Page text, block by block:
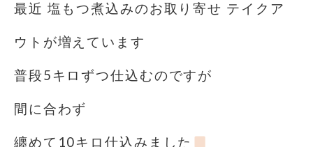
最近 塩もつ煮込みのお取り寄せ テイクア
ウトが増えています
普段5キロずつ仕込むのですが
間に合わず
纏めて10キロ仕込みました